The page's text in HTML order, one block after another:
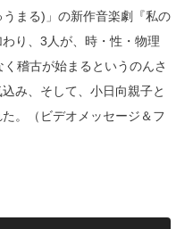
まる)」の新作音楽劇『私の
り、3人が、時・性・物理
稽古が始まるというのんさ
み、そして、小日向親子と
。（ビデオメッセージ＆フ